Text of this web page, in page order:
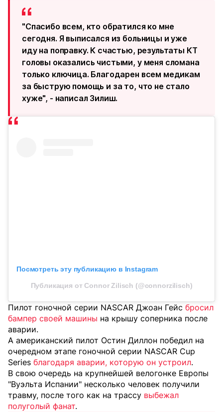
"Спасибо всем, кто обратился ко мне
сегодня. Я выписался из больницы и уже
иду на поправку. К счастью, результаты КТ
головы оказались чистыми, у меня сломана
только ключица. Благодарен всем медикам
за быструю помощь и за то, что не стало
хуже", - написал Зилиш.
Посмотреть эту публикацию в Instagram
Публикация от Connor Zilisch (@connorzilisch)
Пилот гоночной серии NASCAR Джоан Гейс бросил
бампер своей машины на крышу соперника после
аварии.
А американский пилот Остин Диллон победил на
очередном этапе гоночной серии NASCAR Cup
Series благодаря аварии, которую он устроил.
В свою очередь на крупнейшей велогонке Европы
"Вуэльта Испании" несколько человек получили
травму, после того как на трассу выбежал
полуголый фанат.